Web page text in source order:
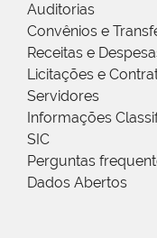
Auditorias
Convênios e
Receitas e
Licitações e
Servidores
Informações
SIC
Perguntas
Dados Abertos